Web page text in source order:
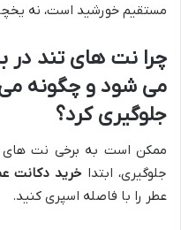
مستقیم خورشید است، نه
چرا نت های تند در
می شود و چگونه می
جلوگیری کرد؟
ممکن است به برخی نت
جلوگیری، ابتدا خرید دکانت
عطر را با فاصله اسپری کنید.